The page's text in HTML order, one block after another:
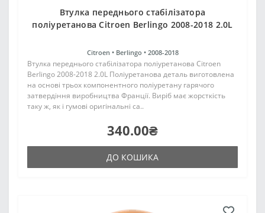
Втулка переднього стабілізатора
поліуретанова Citroen Berlingo 2008-2018 2.0L
Citroen • Berlingo • 2008-2018
Втулка переднього стабілізатора поліуретанова Citroen
Berlingo 2008-2018 2.0L Поліуретанова деталь виготовлена
на основі трьох компонентного поліуретану гарячого
затвердіння виробництва Франції. Виріб має жорсткість
таку ж, як і гумові оригінальні са..
340.00₴
ДО КОШИКА